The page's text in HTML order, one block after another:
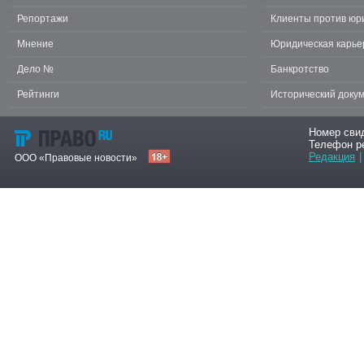
Репортажи
Мнение
Дело №
Рейтинги
Клиенты против
Юридическая
Банкротство
Исторический
ООО «Правовые новости»
Номер
Телефон
Редакция